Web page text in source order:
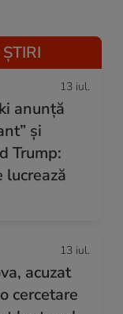
13 iul.
anunță
și
Trump:
lucrează
13 iul.
acuzat
cercetare